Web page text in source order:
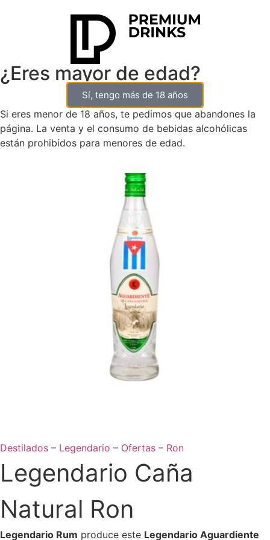
Destilados – Legendario – Ofertas – Ron
Legendario Caña
Natural Ron
Legendario Rum produce este Legendario Aguardiente
¿Eres mayor de edad?
Sí, tengo más de 18 años
Si eres menor de 18 años, te pedimos que abandones la
página. La venta y el consumo de bebidas alcohólicas
están prohibidos para menores de edad.